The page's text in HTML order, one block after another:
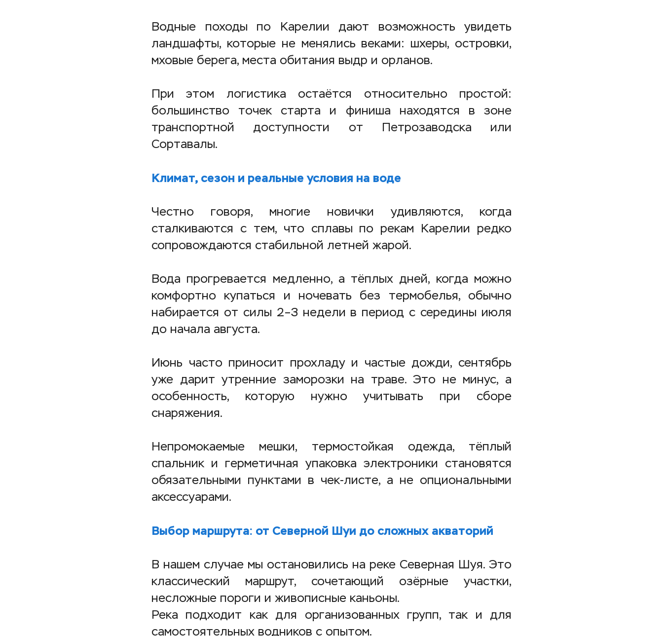
Водные походы по Карелии дают возможность увидеть
ландшафты, которые не менялись веками: шхеры, островки,
мховые берега, места обитания выдр и орланов.
При этом логистика остаётся относительно простой:
большинство точек старта и финиша находятся в зоне
транспортной доступности от Петрозаводска или
Сортавалы.
Климат, сезон и реальные условия на воде
Честно говоря, многие новички удивляются, когда
сталкиваются с тем, что сплавы по рекам Карелии редко
сопровождаются стабильной летней жарой.
Вода прогревается медленно, а тёплых дней, когда можно
комфортно купаться и ночевать без термобелья, обычно
набирается от силы 2–3 недели в период с середины июля
до начала августа.
Июнь часто приносит прохладу и частые дожди, сентябрь
уже дарит утренние заморозки на траве. Это не минус, а
особенность, которую нужно учитывать при сборе
снаряжения.
Непромокаемые мешки, термостойкая одежда, тёплый
спальник и герметичная упаковка электроники становятся
обязательными пунктами в чек-листе, а не опциональными
аксессуарами.
Выбор маршрута: от Северной Шуи до сложных акваторий
В нашем случае мы остановились на реке Северная Шуя. Это
классический маршрут, сочетающий озёрные участки,
несложные пороги и живописные каньоны.
Река подходит как для организованных групп, так и для
самостоятельных водников с опытом.